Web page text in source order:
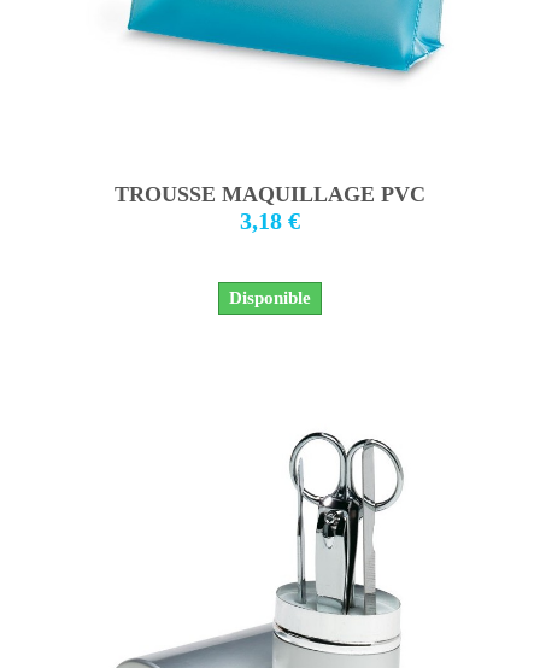
TROUSSE MAQUILLAGE PVC
3,18 €
Disponible